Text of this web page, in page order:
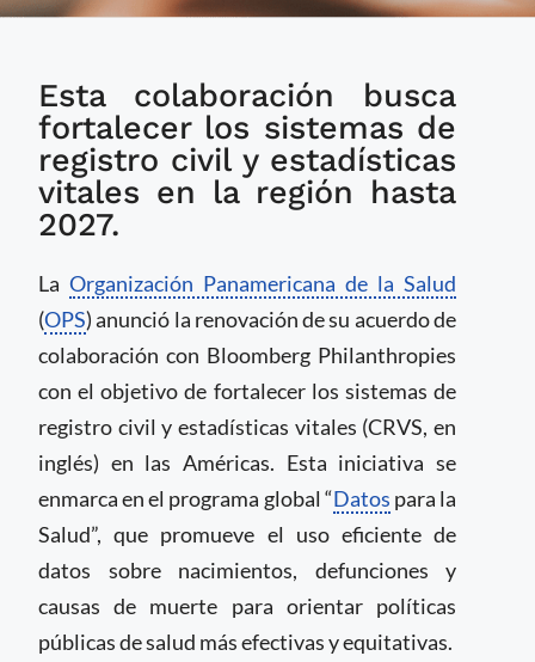
Philanthropies
refuerzan alianza para
mejorar registros
vitales en las
Américas
Esta colaboración busca
fortalecer los sistemas de
registro civil y estadísticas
vitales en la región hasta
2027.
La Organización Panamericana de la Salud
(OPS) anunció la renovación de su acuerdo de
colaboración con Bloomberg Philanthropies
con el objetivo de fortalecer los sistemas de
registro civil y estadísticas vitales (CRVS, en
inglés) en las Américas. Esta iniciativa se
enmarca en el programa global “Datos para la
Salud”, que promueve el uso eficiente de
datos sobre nacimientos, defunciones y
causas de muerte para orientar políticas
públicas de salud más efectivas y equitativas.